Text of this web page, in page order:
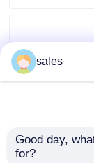
समाचार
एक बोली का
आकार 7 इंजेक्शन
sales
Good day,
for?